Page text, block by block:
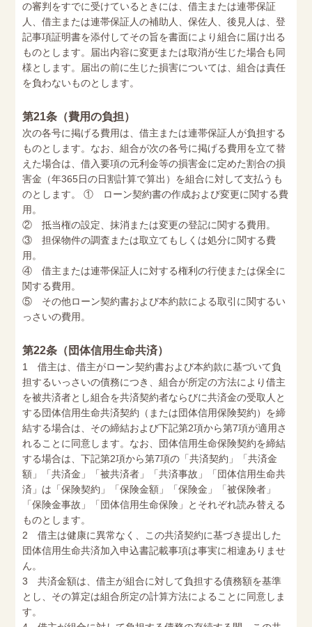
の審判をすでに受けているときには、借主または連帯保証
人、借主または連帯保証人の補助人、保佐人、後見人は、登
記事項証明書を添付してその旨を書面により組合に届け出る
ものとします。届出内容に変更または取消が生じた場合も同
様とします。届出の前に生じた損害については、組合は責任
を負わないものとします。
第21条（費用の負担）
次の各号に掲げる費用は、借主または連帯保証人が負担する
ものとします。なお、組合が次の各号に掲げる費用を立て替
えた場合は、借入要項の元利金等の損害金に定めた割合の損
害金（年365日の日割計算で算出）を組合に対して支払うも
のとします。 ① ローン契約書の作成および変更に関する費
用。
② 抵当権の設定、抹消または変更の登記に関する費用。
③ 担保物件の調査または取立てもしくは処分に関する費
用。
④ 借主または連帯保証人に対する権利の行使または保全に
関する費用。
⑤ その他ローン契約書および本約款による取引に関するい
っさいの費用。
第22条（団体信用生命共済）
1 借主は、借主がローン契約書および本約款に基づいて負
担するいっさいの債務につき、組合が所定の方法により借主
を被共済者とし組合を共済契約者ならびに共済金の受取人と
する団体信用生命共済契約（または団体信用保険契約）を締
結する場合は、その締結および下記第2項から第7項が適用さ
れることに同意します。なお、団体信用生命保険契約を締結
する場合は、下記第2項から第7項の「共済契約」「共済金
額」「共済金」「被共済者」「共済事故」「団体信用生命共
済」は「保険契約」「保険金額」「保険金」「被保険者」
「保険金事故」「団体信用生命保険」とそれぞれ読み替える
ものとします。
2 借主は健康に異常なく、この共済契約に基づき提出した
団体信用生命共済加入申込書記載事項は事実に相違ありませ
ん。
3 共済金額は、借主が組合に対して負担する債務額を基準
とし、その算定は組合所定の計算方法によることに同意しま
す。